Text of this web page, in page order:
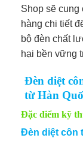
Shop sẽ cung
hàng chi tiết
bộ đèn chất
hại bền vững
Đèn diệt
từ Hàn
Đặc điểm kỹ
Đèn diệt côn